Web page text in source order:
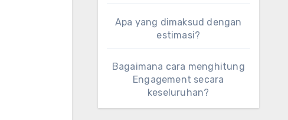
Apa yang dimaksud dengan
estimasi?
Bagaimana cara menghitung
Engagement secara
keseluruhan?